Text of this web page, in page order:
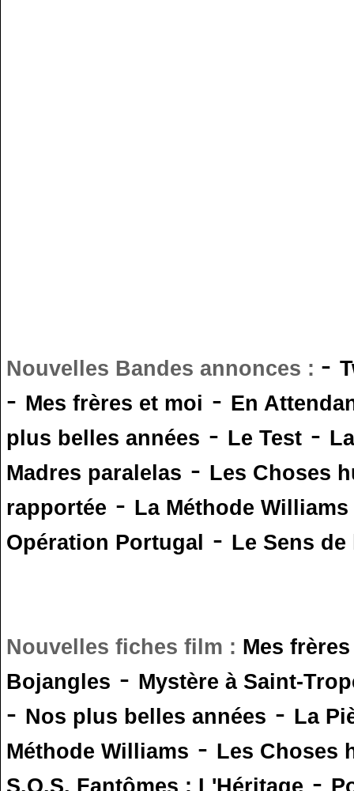
Nouvelles Bandes annonces : -
- Mes frères et moi - En
plus belles années - Le Test -
Madres paralelas - Les Choses
rapportée - La Méthode Williams
Opération Portugal - Le Sens
Nouvelles fiches film : Mes
Bojangles - Mystère à Saint-
- Nos plus belles années - La
Méthode Williams - Les Choses
S.O.S. Fantômes : L'Héritage -